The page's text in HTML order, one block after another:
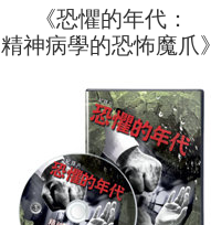
《恐懼的年代：
精神病學的恐怖魔爪》